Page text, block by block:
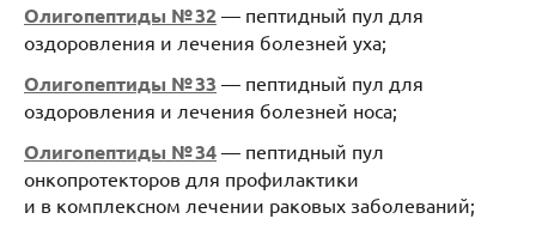
Олигопептиды № 32 — пептидный пул для
оздоровления и лечения болезней уха;
Олигопептиды № 33 — пептидный пул для
оздоровления и лечения болезней носа;
Олигопептиды № 34 — пептидный пул
онкопротекторов для профилактики
и в комплексном лечении раковых заболеваний;